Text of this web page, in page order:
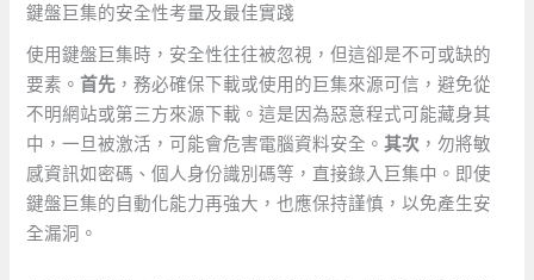
鍵盤巨集的安全性考量及最佳實踐
使用鍵盤巨集時，安全性往往被忽視，但這卻是不可或缺的
要素。首先 ，務必確保下載或使用的巨集來源可信，避免從
不明網站或第三方來源下載。這是因為惡意程式可能藏身其
中，一旦被激活，可能會危害電腦資料安全。其次 ，勿將敏
感資訊如密碼、個人身份識別碼等，直接錄入巨集中。即使
鍵盤巨集的自動化能力再強大，也應保持謹慎，以免產生安
全漏洞。